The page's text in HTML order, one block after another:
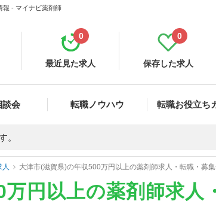
報 - マイナビ薬剤師
最近見た求人
0
保存した求人
0
談会 転職ノウハウ 転職お役立ち
。
人 大津市(滋賀県)の年収500万円以上の薬剤師求人・転職・募
円以上の薬剤師求人